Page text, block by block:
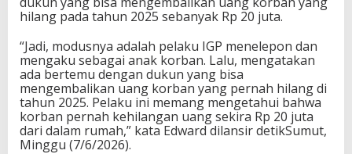
hilang pada tahun 2025 sebanyak Rp 20 juta.
“Jadi, modusnya adalah pelaku IGP menelepon dan
mengaku sebagai anak korban. Lalu, mengatakan
ada bertemu dengan dukun yang bisa
mengembalikan uang korban yang pernah hilang di
tahun 2025. Pelaku ini memang mengetahui bahwa
korban pernah kehilangan uang sekira Rp 20 juta
dari dalam rumah,” kata Edward dilansir detikSumut,
Minggu (7/6/2026).